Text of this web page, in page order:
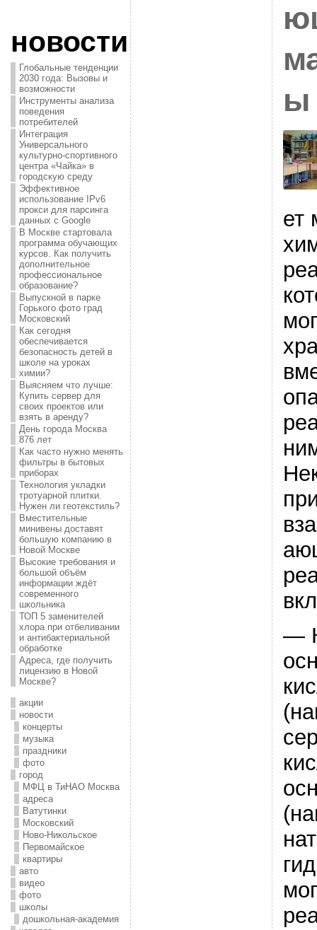
новости
Глобальные тенденции
2030 года: Вызовы и
возможности
Инструменты анализа
поведения
потребителей
Интеграция
Универсального
культурно-спортивного
центра «Чайка» в
городскую среду
Эффективное
использование IPv6
прокси для парсинга
данных с Google
В Москве стартовала
программа обучающих
курсов. Как получить
дополнительное
профессиональное
образование?
Выпускной в парке
Горького фото град
Московский
Как сегодня
обеспечивается
безопасность детей в
школе на уроках
химии?
Выясняем что лучше:
Купить сервер для
своих проектов или
взять в аренду?
День города Москва
876 лет
Как часто нужно менять
фильтры в бытовых
приборах
Технология укладки
тротуарной плитки.
Нужен ли геотекстиль?
Вместительные
минивены доставят
большую компанию в
Новой Москве
Высокие требования и
большой объём
информации ждёт
современного
школьника
ТОП 5 заменителей
хлора при отбеливании
и антибактериальной
обработке
Адреса, где получить
лицензию в Новой
Москве?
акции
новости
концерты
музыка
праздники
фото
город
МФЦ в ТиНАО Москва
адреса
Ватутинки
Московский
Ново-Никольское
Первомайское
квартиры
авто
видео
фото
школы
дошкольная-академия
ы
ет
—